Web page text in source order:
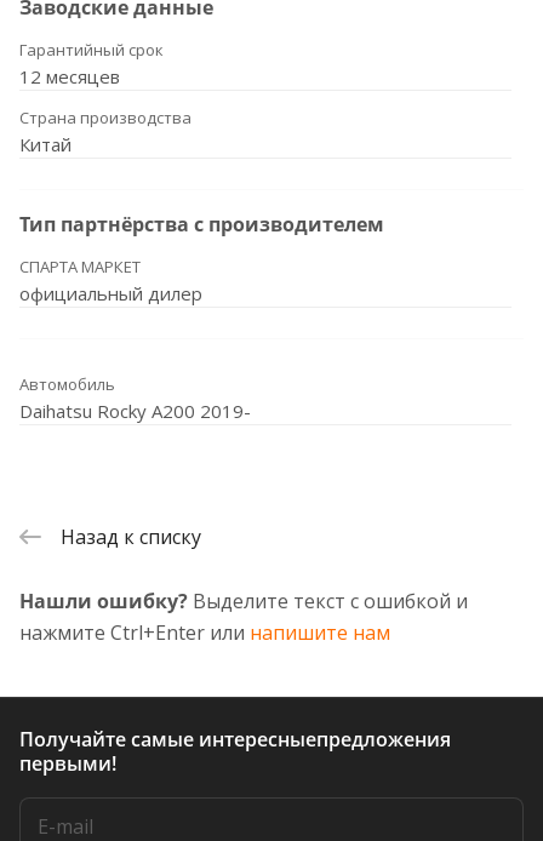
Заводские данные
Гарантийный срок
12 месяцев
Страна производства
Китай
Тип партнёрства с производителем
СПАРТА МАРКЕТ
официальный дилер
Автомобиль
Daihatsu Rocky A200 2019-
Назад к списку
Нашли ошибку? Выделите текст с ошибкой и
нажмите Ctrl+Enter или напишите нам
Получайте самые интересныепредложения
первыми!